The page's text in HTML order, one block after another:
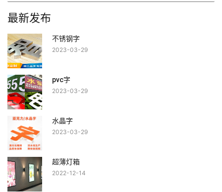
最新发布
不锈钢字
2023-03-29
pvc字
2023-03-29
水晶字
2023-03-29
超薄灯箱
2022-12-14